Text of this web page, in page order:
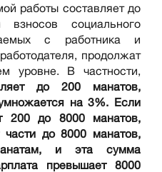
работы составляет до
социального
с работника и
продолжат
уровне. В частности,
до 200 манатов,
на 3%. Если
200 до 8000 манатов,
части до 8000 манатов,
и эта сумма
превышает 8000